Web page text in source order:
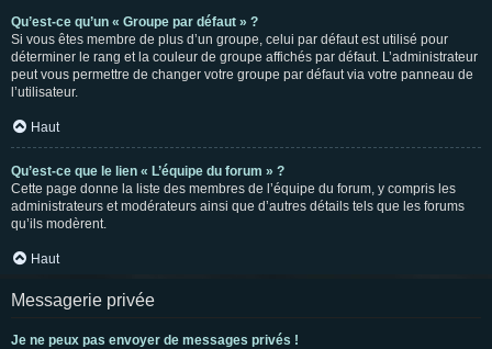
Qu’est-ce qu’un « Groupe par défaut » ?
Si vous êtes membre de plus d’un groupe, celui par défaut est utilisé pour
déterminer le rang et la couleur de groupe affichés par défaut. L’administrateur
peut vous permettre de changer votre groupe par défaut via votre panneau de
l’utilisateur.
Haut
Qu’est-ce que le lien « L’équipe du forum » ?
Cette page donne la liste des membres de l’équipe du forum, y compris les
administrateurs et modérateurs ainsi que d’autres détails tels que les forums
qu’ils modèrent.
Haut
Messagerie privée
Je ne peux pas envoyer de messages privés !